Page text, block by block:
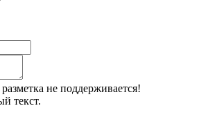
не поддерживается!
текст.